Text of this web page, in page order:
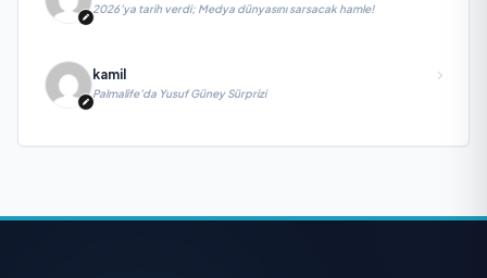
2026’ya tarih verdi; Medya dünyasını sarsacak hamle!
kamil
Palmalife’da Yusuf Güney Sürprizi